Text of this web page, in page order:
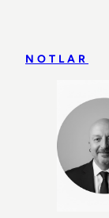
NOTLAR